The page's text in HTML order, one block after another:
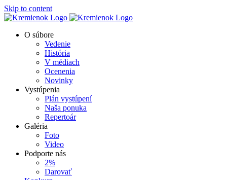
Skip to content
O súbore
Vedenie
História
V médiach
Ocenenia
Novinky
Vystúpenia
Plán vystúpení
Naša ponuka
Repertoár
Galéria
Foto
Video
Podporte nás
2%
Darovať